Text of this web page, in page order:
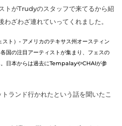
トがTrudyのスタッフで来てるから紹
ざわざ連れていってくれました。
ト）- アメリカのテキサス州オースティン
国の注目アーティストが集まり、フェスの
日本からは過去にTempalayやCHAIが参
ランド行かれたという話を聞いたこ